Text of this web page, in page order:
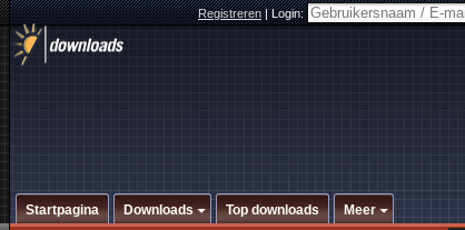
Registreren|Login:
Startpagina Downloads Top downloads Meer